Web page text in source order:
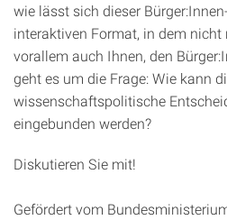
wie lässt sich dieser
interaktiven Format, in dem nicht
vorallem auch Ihnen, den
geht es um die Frage: Wie kann
wissenschaftspolitische
eingebunden werden?
Diskutieren Sie mit!
Gefördert vom